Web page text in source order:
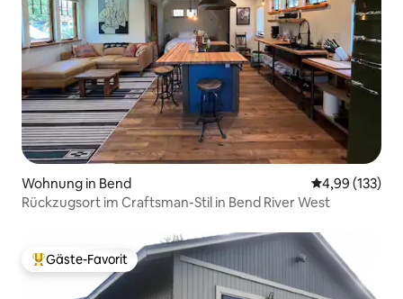
Wohnung in Bend
4,99 (133)
Rückzugsort im Craftsman-Stil in Bend River West
Beliebter Gäste-Favorit.
Gäste-Favorit